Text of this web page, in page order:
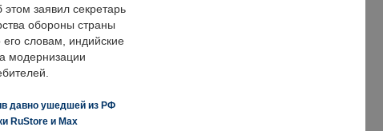
заявил секретарь
обороны страны
словам, индийские
модернизации
давно ушедшей из РФ
RuStore и Max